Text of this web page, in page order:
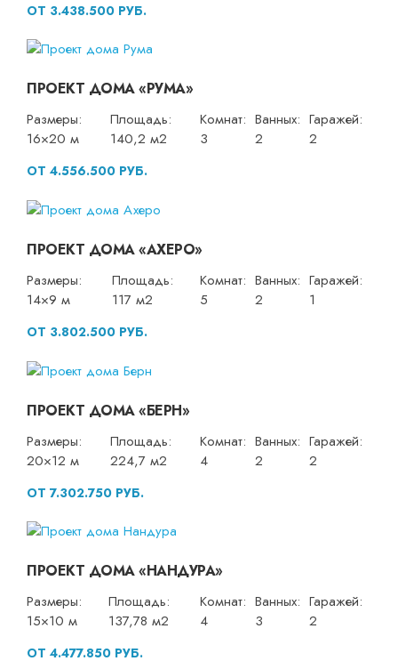
ОТ 3.438.500 РУБ.
ПРОЕКТ ДОМА «РУМА»
Размеры:
16×20 м
Площадь:
140,2 м2
Комнат:
3
Ванных:
2
Гаражей:
2
ОТ 4.556.500 РУБ.
ПРОЕКТ ДОМА «АХЕРО»
Размеры:
14×9 м
Площадь:
117 м2
Комнат:
5
Ванных:
2
Гаражей:
1
ОТ 3.802.500 РУБ.
ПРОЕКТ ДОМА «БЕРН»
Размеры:
20×12 м
Площадь:
224,7 м2
Комнат:
4
Ванных:
2
Гаражей:
2
ОТ 7.302.750 РУБ.
ПРОЕКТ ДОМА «НАНДУРА»
Размеры:
15×10 м
Площадь:
137,78 м2
Комнат:
4
Ванных:
3
Гаражей:
2
ОТ 4.477.850 РУБ.